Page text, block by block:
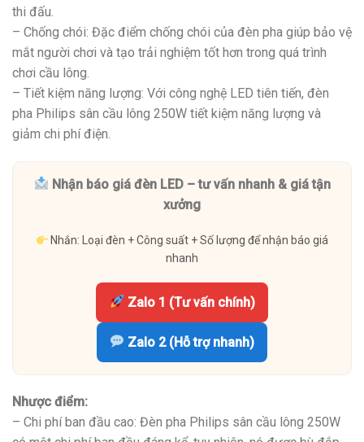
thi đấu.
– Chống chói: Đặc điểm chống chói của đèn pha giúp bảo vệ
mắt người chơi và tạo trải nghiệm tốt hơn trong quá trình
chơi cầu lông.
– Tiết kiệm năng lượng: Với công nghệ LED tiên tiến, đèn
pha Philips sân cầu lông 250W tiết kiệm năng lượng và
giảm chi phí điện.
Nhận báo giá đèn LED – tư vấn nhanh & giá tận
xưởng
Nhắn: Loại đèn + Công suất + Số lượng để nhận báo giá
nhanh
Zalo 1 (Tư vấn chính)
Zalo 2 (Hỗ trợ nhanh)
Nhược điểm:
– Chi phí ban đầu cao: Đèn pha Philips sân cầu lông 250W